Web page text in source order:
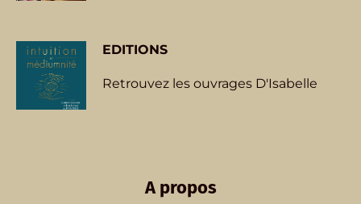
EDITIONS
Retrouvez les ouvrages D'Isabelle
A propos